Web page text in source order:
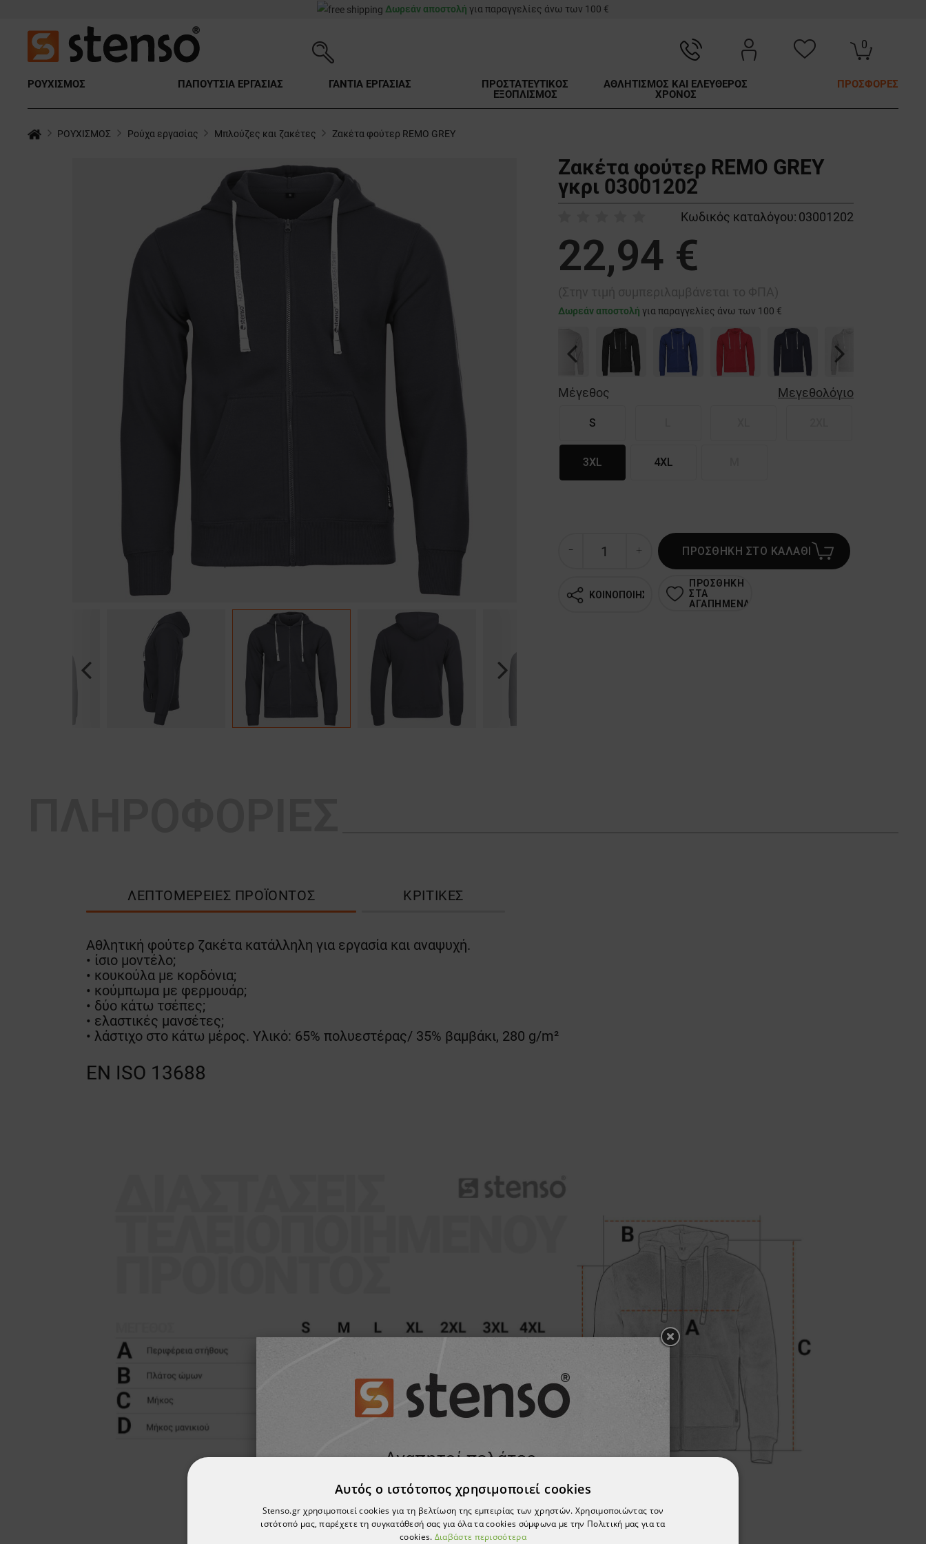
Δωρεάν αποστολή για παραγγελίες άνω των 100 €
0
ΡΟΥΧΙΣΜΟΣ ΠΑΠΟΥΤΣΙΑ ΕΡΓΑΣΙΑΣ ΓΑΝΤΙΑ ΕΡΓΑΣΙΑΣ
ΠΡΟΣΤΑΤΕΥΤΙΚΟΣ
ΕΞΟΠΛΙΣΜΟΣ
ΑΘΛΗΤΙΣΜΟΣ ΚΑΙ ΕΛΕΥΘΕΡΟΣ
ΧΡΟΝΟΣ
ΠΡΟΣΦΟΡΕΣ
ΡΟΥΧΙΣΜΟΣ Ρούχα εργασίας Μπλούζες και ζακέτες Ζακέτα φούτερ REMO GREY
Previous Next
Ζακέτα φούτερ REMO GREY
γκρι 03001202
Κωδικός καταλόγου: 03001202
22,94 €
Δωρεάν αποστολή για παραγγελίες άνω των 100 €
Previous Next
Μέγεθος Μεγεθολόγιο
S
3XL 4XL
ΠΡΟΣΘΗΚΗ ΣΤΟ ΚΑΛΑΘΙ
ΚΟΙΝΟΠΟΙΗΣΗ
ΠΡΟΣΘΗΚΗ
ΣΤΑ
ΑΓΑΠΗΜΕΝΑ
ΛΕΠΤΟΜΈΡΕΙΕΣ ΠΡΟΪΌΝΤΟΣ ΚΡΙΤΙΚΈΣ
Αθλητική φούτερ ζακέτα κατάλληλη για εργασία και αναψυχή.
• ίσιο μοντέλο;
• κουκούλα με κορδόνια;
• κούμπωμα με φερμουάρ;
• δύο κάτω τσέπες;
• ελαστικές μανσέτες;
• λάστιχο στο κάτω μέρος. Υλικό: 65% πολυεστέρας/ 35% βαμβάκι, 280 g/m²
EN ISO 13688
Αυτός ο ιστότοπος χρησιμοποιεί cookies
Stenso.gr χρησιμοποιεί cookies για τη βελτίωση της εμπειρίας των χρηστών. Χρησιμοποιώντας τον
ιστότοπό μας, παρέχετε τη συγκατάθεσή σας για όλα τα cookies σύμφωνα με την Πολιτική μας για τα
cookies. Διαβάστε περισσότερα